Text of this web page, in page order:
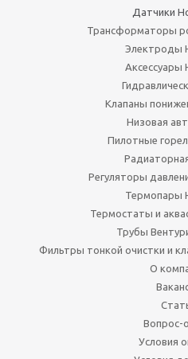
Датчики
Трансформаторы
Электроды
Аксессуары
Клапаны
Низовая
Пилотные
Регуляторы
Термопары
Термостаты и
Трубы
Фильтры тонкой очистки и
О
Вопрос-
Условия